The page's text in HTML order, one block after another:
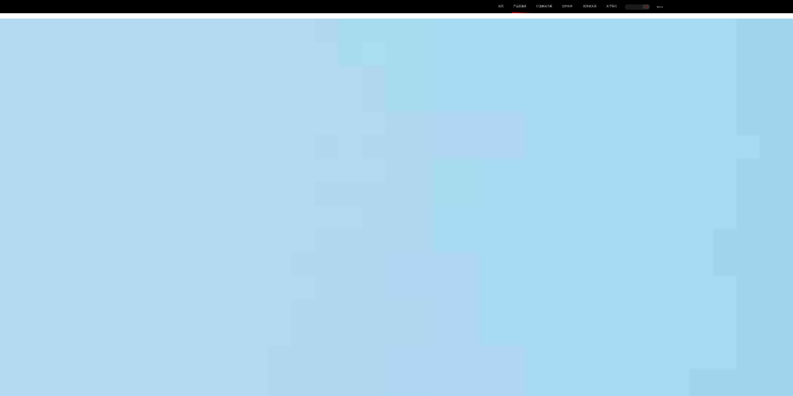
首页 产品及服务 行业解决方案 合作伙伴 投资者关系 关于我们 中EN